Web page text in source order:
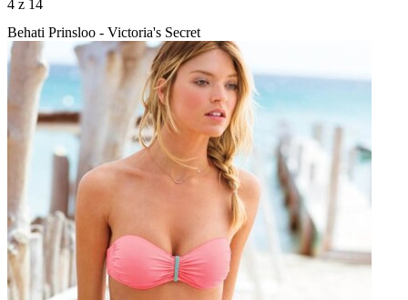
4 z 14
Behati Prinsloo - Victoria's Secret